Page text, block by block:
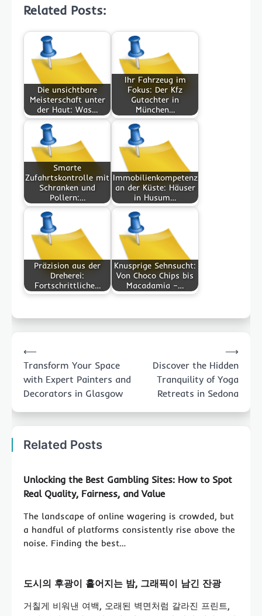
Related Posts:
Die unsichtbare
Meisterschaft unter
der Haut: Was…
Ihr Fahrzeug im
Fokus: Der Kfz
Gutachter in
München…
Smarte
Zufahrtskontrolle mit
Schranken und
Pollern:…
Immobilienkompetenz
an der Küste: Häuser
in Husum…
Präzision aus der
Dreherei:
Fortschrittliche…
Knusprige Sehnsucht:
Von Choco Chips bis
Macadamia –…
navigation
⟵
Transform Your Space
with Expert Painters and
Decorators in Glasgow
Discover the Hidden
Tranquility of Yoga
Retreats in Sedona
⟶
Related Posts
Unlocking the Best Gambling Sites: How to Spot
Real Quality, Fairness, and Value
The landscape of online wagering is crowded, but
a handful of platforms consistently rise above the
noise. Finding the best…
도시의 후광이 흩어지는 밤, 그래픽이 남긴 잔광
거칠게 비워낸 여백, 오래된 벽면처럼 갈라진 프린트,